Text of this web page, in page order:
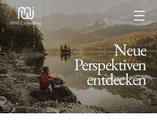
Neue
Perspektiven
entdecken